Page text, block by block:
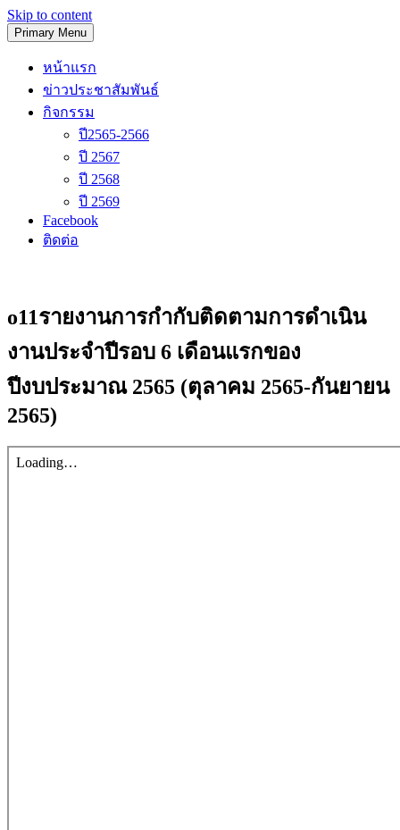
Skip to content
Primary Menu
หน้าแรก
ข่าวประชาสัมพันธ์
กิจกรรม
ปี2565-2566
ปี 2567
ปี 2568
ปี 2569
Facebook
ติดต่อ
o11รายงานการกำกับติดตามการดำเนิน
งานประจำปีรอบ 6 เดือนแรกของ
ปีงบประมาณ 2565 (ตุลาคม 2565-กันยายน
2565)